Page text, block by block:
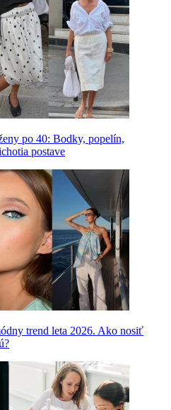
po 40: Bodky, popelín,
postave
trend leta 2026. Ako nosiť